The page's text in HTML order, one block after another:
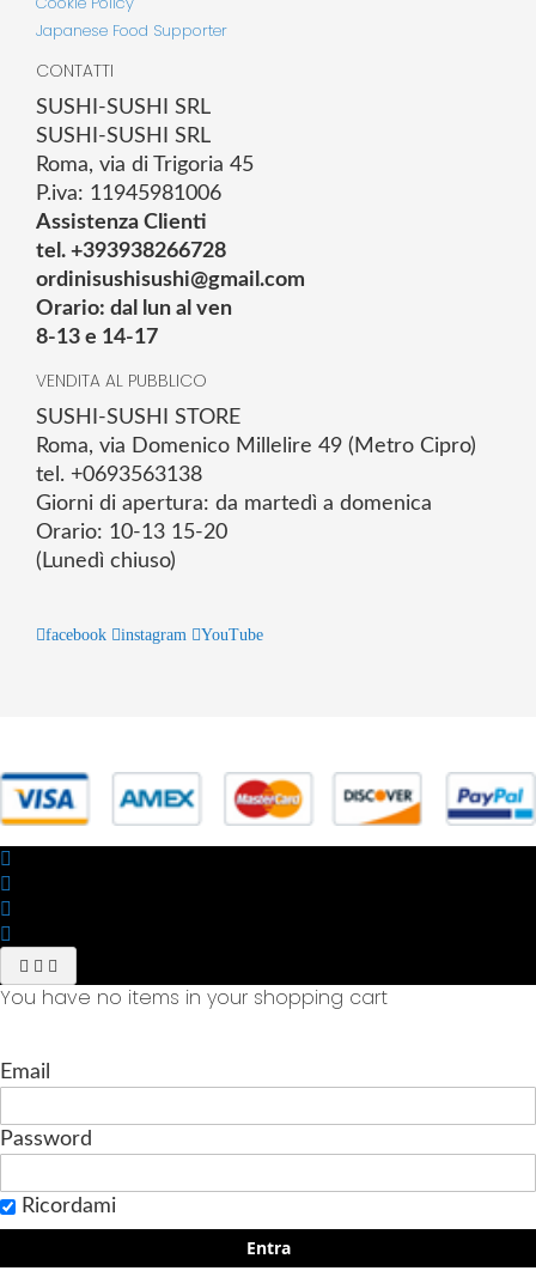
Japanese Food Supporter
CONTATTI
SUSHI-SUSHI SRL
SUSHI-SUSHI SRL
Roma, via di Trigoria 45
P.iva: 11945981006
Assistenza Clienti
tel. +393938266728
ordinisushisushi@gmail.com
Orario: dal lun al ven
8-13 e 14-17
VENDITA AL PUBBLICO
SUSHI-SUSHI STORE
Roma, via Domenico Millelire 49 (Metro Cipro)
tel. +0693563138
Giorni di apertura: da martedì a domenica
Orario: 10-13 15-20
(Lunedì chiuso)
facebook instagram YouTube
You have no items in your shopping cart
Email
Password
Ricordami
Entra